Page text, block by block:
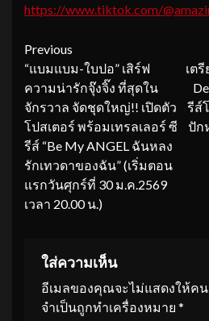
https://www.tiktok.com/
Continue
Reading
Previous
“แบมแบม-ใบปอ” เสิร์ฟ
ความน่ารักจุ๊งจิ๊ง ที่สุดใน
จักรวาล จัดชุดใหญ่!! เปิดตัว
โปสเตอร์ พร้อมเทรลเลอร์ ซี
รีส์ “Be My ANGEL ฉันหลง
รักเทวดาของฉัน” (เริ่มตอน
แรกวันศุกร์ที่ 30 ม.ค.2569
เวลา 20.00 น.)
เต
รีส์
ปัก
ใส่ความเห็น
อีเมลของคุณจะไม่แสดงให้ค
จำเป็นถูกทำเครื่องหมาย *